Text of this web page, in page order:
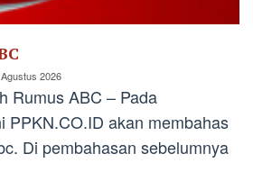
2026
Rumus ABC – Pada
PPKN.CO.ID akan membahas
Di pembahasan sebelumnya